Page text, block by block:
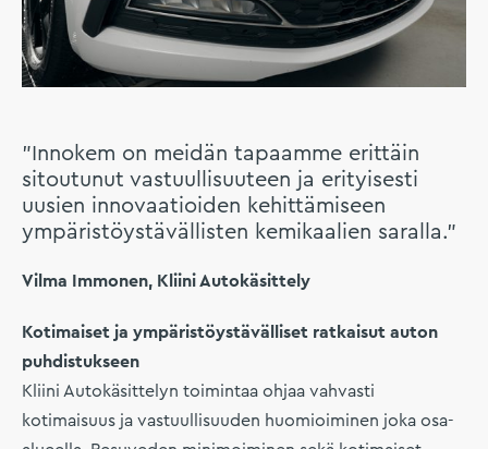
”Innokem on meidän tapaamme erittäin
sitoutunut vastuullisuuteen ja erityisesti
uusien innovaatioiden kehittämiseen
ympäristöystävällisten kemikaalien saralla.”
Vilma Immonen, Kliini Autokäsittely
Kotimaiset ja ympäristöystävälliset ratkaisut auton
puhdistukseen
Kliini Autokäsittelyn toimintaa ohjaa vahvasti
kotimaisuus ja vastuullisuuden huomioiminen joka osa-